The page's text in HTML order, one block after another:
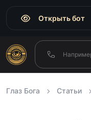
Открыть бот
Глаз Бога Статьи